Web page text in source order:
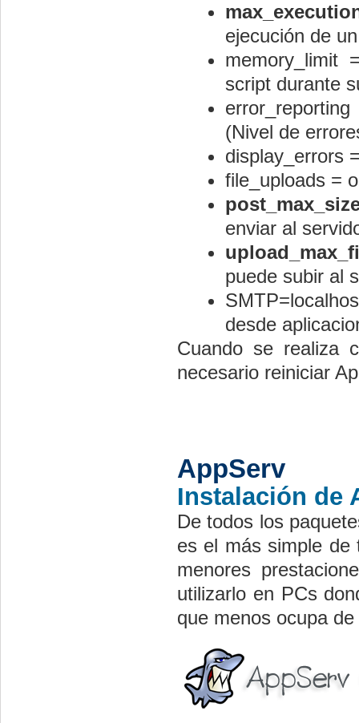
ejecución de
memory_limit
script durante
(Nivel de
display_errors
file_uploads =
enviar al
puede subir al
desde
Cuando se realiza
necesario reiniciar
AppServ
Instalación de
De todos los
es el más simple de
menores
utilizarlo en PCs
que menos ocupa